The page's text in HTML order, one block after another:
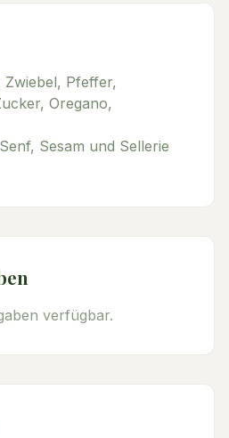
Pfeffer,
Oregano,
Sesam und Sellerie
verfügbar.